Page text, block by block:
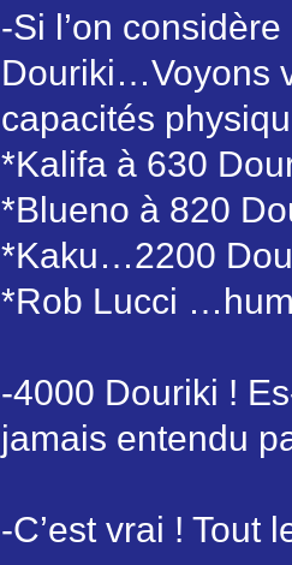
-Si l’on
Douriki…Voyons
capacités
*Kalifa à 630
*Blueno à 820
*Kaku…2200
*Rob Lucci
-4000 Douriki !
jamais entendu
-C’est vrai ! Tout